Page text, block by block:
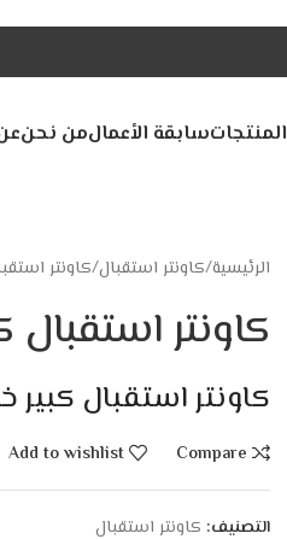
المنتجاتسابقة الأعمالمن نحن
الرئيسية كاونتر استقبال كاونتر
كاونتر
كاونتر استقبال
Compare
Add to wishlist
التصنيف: كاونتر استقبال